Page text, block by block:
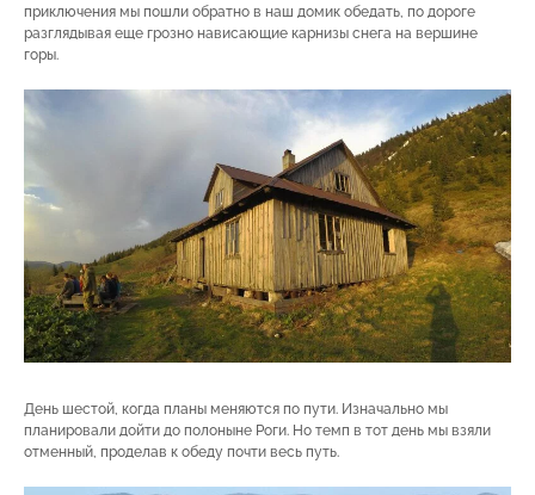
приключения мы пошли обратно в наш домик обедать, по дороге
разглядывая еще грозно нависающие карнизы снега на вершине
горы.
День шестой, когда планы меняются по пути. Изначально мы
планировали дойти до полоныне Роги. Но темп в тот день мы взяли
отменный, проделав к обеду почти весь путь.